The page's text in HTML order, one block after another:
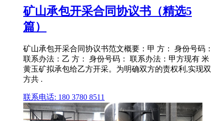
矿山承包开采合同协议书（精选5
篇）
矿山承包开采合同协议书范文概要：甲 方： 身份号码：
联系办法：乙 方： 身份号码： 联系办法：甲方现有 米
黄玉矿拟承包给乙方开采。为明确双方的责权利,实现双
方共 .
联系电话: 180 3780 8511